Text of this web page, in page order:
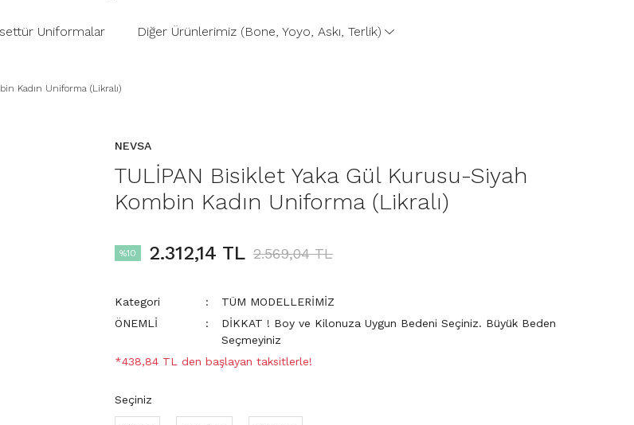
Uniformalar Diğer Ürünlerimiz (Bone, Yoyo, Askı, Terlik)
Kadın Uniforma (Likralı)
NEVSA
TULİPAN Bisiklet Yaka Gül Kurusu-Siyah
Kombin Kadın Uniforma (Likralı)
%10 2.312,14 TL 2.569,04 TL
Kategori
TÜM MODELLERİMİZ
ÖNEMLİ
DİKKAT ! Boy ve Kilonuza Uygun Bedeni Seçiniz. Büyük Beden
Seçmeyiniz
*438,84 TL den başlayan taksitlerle!
Seçiniz